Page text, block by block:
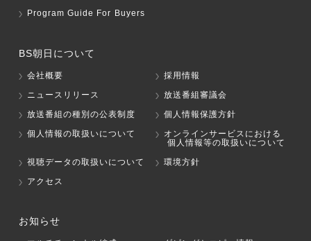
Program Guide For Buyers
BS朝日について
会社概要
採用情報
ニュースリリース
放送番組審議会
放送番組の種別の公表制度
個人情報保護方針
個人情報の取扱いについて
オンラインサービスにおける
個人情報等の取扱いについて
視聴データの取扱いについて
環境方針
アクセス
お知らせ